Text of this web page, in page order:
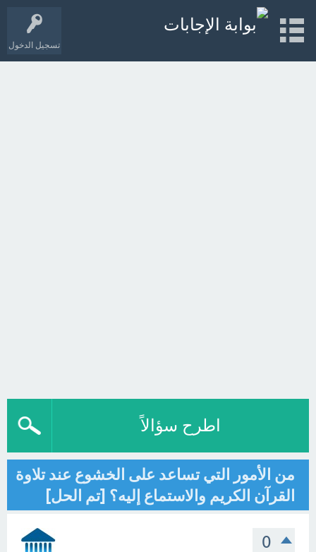
تسجيل الدخول
اطرح سؤالاً
من الأمور التي تساعد على الخشوع عند تلاوة
القرآن الكريم والاستماع إليه؟ [تم الحل]
0